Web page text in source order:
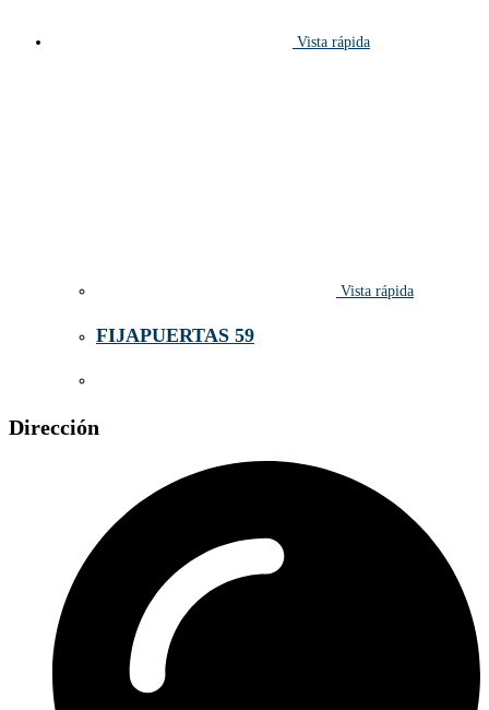
Vista rápida
Vista rápida
FIJAPUERTAS 59
Dirección